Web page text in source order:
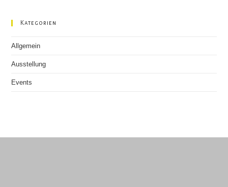
Kategorien
Allgemein
Ausstellung
Events